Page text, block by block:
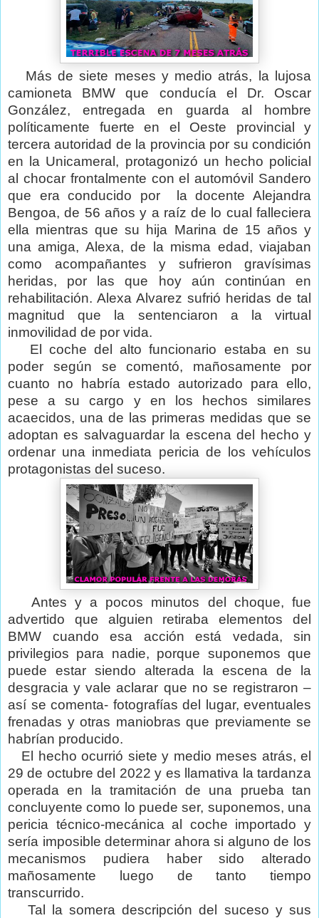
Más de siete meses y medio atrás, la lujosa
camioneta BMW que conducía el Dr. Oscar
González, entregada en guarda al hombre
políticamente fuerte en el Oeste provincial y
tercera autoridad de la provincia por su condición
en la Unicameral, protagonizó un hecho policial
al chocar frontalmente con el automóvil Sandero
que era conducido por
la docente Alejandra
Bengoa, de 56 años y a raíz de lo cual falleciera
ella mientras que su hija Marina de 15 años y
una amiga, Alexa, de la misma edad, viajaban
como acompañantes y sufrieron gravísimas
heridas, por las que hoy aún continúan en
rehabilitación. Alexa Alvarez sufrió heridas de tal
magnitud que la sentenciaron a la virtual
inmovilidad de por vida.
El coche del alto funcionario estaba en su
poder según se comentó, mañosamente por
cuanto no habría estado autorizado para ello,
pese a su cargo y en los hechos similares
acaecidos, una de las primeras medidas que se
adoptan es salvaguardar la escena del hecho y
ordenar una inmediata pericia de los vehículos
protagonistas del suceso.
Antes y a pocos minutos del choque, fue
advertido que alguien retiraba elementos del
BMW cuando esa acción está vedada, sin
privilegios para nadie, porque suponemos que
puede estar siendo alterada la escena de la
desgracia y vale aclarar que no se registraron –
así se comenta- fotografías del lugar, eventuales
frenadas y otras maniobras que previamente se
habrían producido.
El hecho ocurrió siete y medio meses atrás, el
29 de octubre del 2022 y es llamativa la tardanza
operada en la tramitación de una prueba tan
concluyente como lo puede ser, suponemos, una
pericia técnico-mecánica al coche importado y
sería imposible determinar ahora si alguno de los
mecanismos pudiera haber sido alterado
mañosamente luego de tanto tiempo
transcurrido.
Tal la somera descripción del suceso y sus